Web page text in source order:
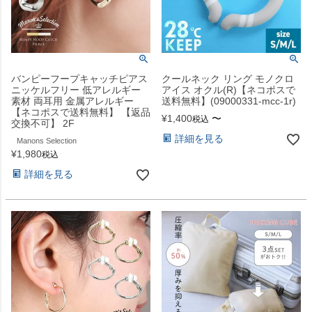
バンピーフープキャッチピアス
ニッケルフリー 低アレルギー
素材 両耳用 金属アレルギー
【ネコポスで送料無料】 【返品
交換不可】 2F
Manons Selection
¥1,980税込
詳細を見る
クールネック リング モノクロ
アイス オクル(R)【ネコポスで
送料無料】(09000331-mcc-1r)
¥1,400税込 〜
詳細を見る